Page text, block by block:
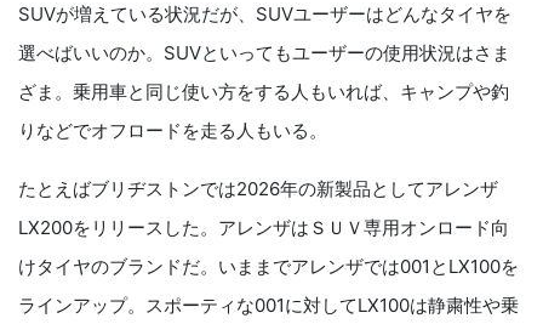
SUVが増えている状況だが、SUVユーザーはどんなタイヤを
選べばいいのか。SUVといってもユーザーの使用状況はさま
ざま。乗用車と同じ使い方をする人もいれば、キャンプや釣
りなどでオフロードを走る人もいる。
たとえばブリヂストンでは2026年の新製品としてアレンザ
LX200をリリースした。アレンザはＳＵＶ専用オンロード向
けタイヤのブランドだ。いままでアレンザでは001とLX100を
ラインアップ。スポーティな001に対してLX100は静粛性や乗